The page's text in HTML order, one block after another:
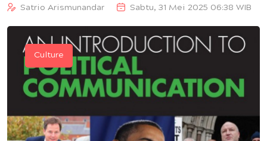
Satrio Arismunandar Sabtu, 31 Mei 2025 06:38 WIB
Culture